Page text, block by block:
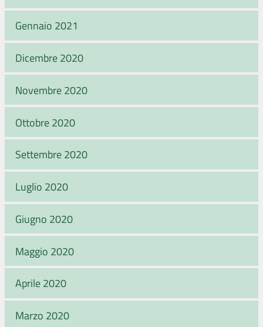
Gennaio 2021
Dicembre 2020
Novembre 2020
Ottobre 2020
Settembre 2020
Luglio 2020
Giugno 2020
Maggio 2020
Aprile 2020
Marzo 2020